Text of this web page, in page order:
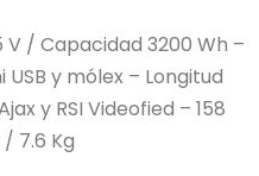
/ Capacidad 3200 Wh –
y mólex – Longitud
y RSI Videofied – 158
7.6 Kg